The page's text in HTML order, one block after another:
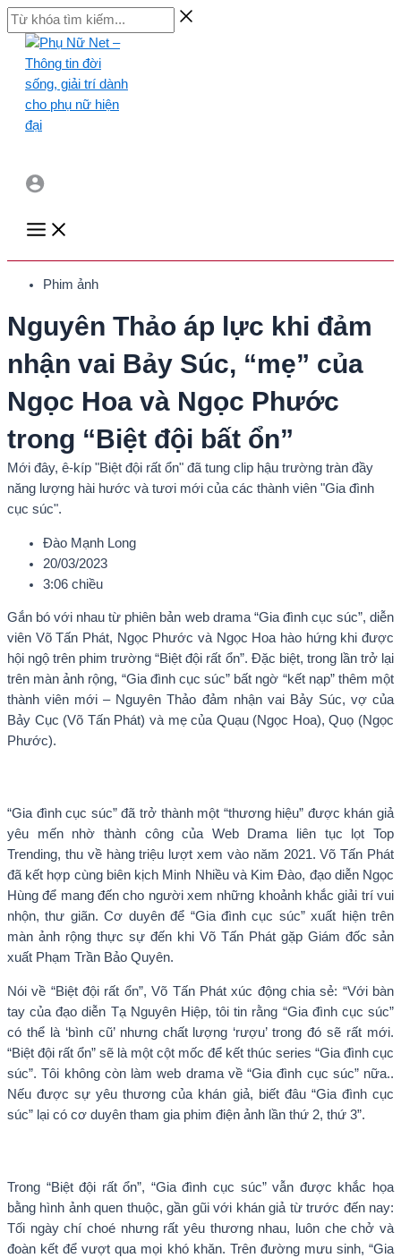
Skip
to
content
Từ
khóa
kiếm...
Main
Menu
Phim ảnh
Nguyên Thảo áp lực khi đảm
nhận vai Bảy Súc, “mẹ” của
Ngọc Hoa và Ngọc Phước
trong “Biệt đội bất ổn”
Mới đây, ê-kíp "Biệt đội rất ổn" đã tung clip hậu trường tràn đầy
năng lượng hài hước và tươi mới của các thành viên "Gia đình
cục súc".
Đào Mạnh Long
20/03/2023
3:06 chiều
Gắn bó với nhau từ phiên bản web drama “Gia đình cục súc”, diễn
viên Võ Tấn Phát, Ngọc Phước và Ngọc Hoa hào hứng khi được
hội ngộ trên phim trường “Biệt đội rất ổn”. Đặc biệt, trong lần trở lại
trên màn ảnh rộng, “Gia đình cục súc” bất ngờ “kết nạp” thêm một
thành viên mới – Nguyên Thảo đảm nhận vai Bảy Súc, vợ của
Bảy Cục (Võ Tấn Phát) và mẹ của Quạu (Ngọc Hoa), Quọ (Ngọc
Phước).
“Gia đình cục súc” đã trở thành một “thương hiệu” được khán giả
yêu mến nhờ thành công của Web Drama liên tục lọt Top
Trending, thu về hàng triệu lượt xem vào năm 2021. Võ Tấn Phát
đã kết hợp cùng biên kịch Minh Nhiều và Kim Đào, đạo diễn Ngọc
Hùng để mang đến cho người xem những khoảnh khắc giải trí vui
nhộn, thư giãn. Cơ duyên để “Gia đình cục súc” xuất hiện trên
màn ảnh rộng thực sự đến khi Võ Tấn Phát gặp Giám đốc sản
xuất Phạm Trần Bảo Quyên.
Nói về “Biệt đội rất ổn”, Võ Tấn Phát xúc động chia sẻ: “Với bàn
tay của đạo diễn Tạ Nguyên Hiệp, tôi tin rằng “Gia đình cục súc”
có thể là ‘bình cũ’ nhưng chất lượng ‘rượu’ trong đó sẽ rất mới.
“Biệt đội rất ổn” sẽ là một cột mốc để kết thúc series “Gia đình cục
súc”. Tôi không còn làm web drama về “Gia đình cục súc” nữa..
Nếu được sự yêu thương của khán giả, biết đâu “Gia đình cục
súc” lại có cơ duyên tham gia phim điện ảnh lần thứ 2, thứ 3”.
Trong “Biệt đội rất ổn”, “Gia đình cục súc” vẫn được khắc họa
bằng hình ảnh quen thuộc, gần gũi với khán giả từ trước đến nay:
Tối ngày chí choé nhưng rất yêu thương nhau, luôn che chở và
đoàn kết để vượt qua mọi khó khăn. Trên đường mưu sinh, “Gia